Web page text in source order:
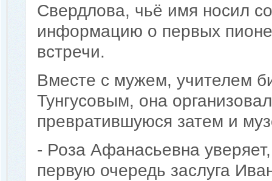
Свердлова, чьё имя носил
информацию о первых
встречи.
Вместе с мужем, учителем
Тунгусовым, она
превратившуюся затем и
- Роза Афанасьевна
первую очередь заслуга